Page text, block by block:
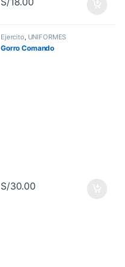
Ejercito, UNIFORMES
Gorro Comando
S/30.00